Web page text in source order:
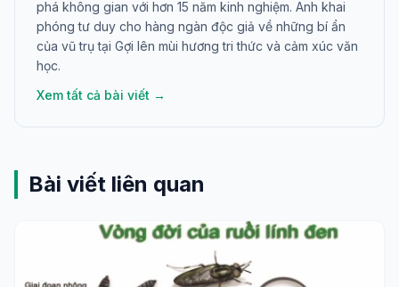
phá không gian với hơn 15 năm kinh nghiệm. Anh khai
phóng tư duy cho hàng ngàn độc giả về những bí ẩn
của vũ trụ tại Gợi lên mùi hương tri thức và cảm xúc văn
học.
Xem tất cả bài viết →
Bài viết liên quan